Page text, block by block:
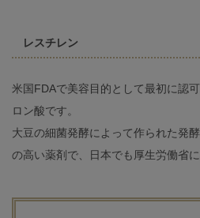
レスチレン
米国FDAで美容目的として最初に認
ロン酸です。
大豆の細菌発酵によって作られた発
の高い薬剤で、日本でも厚生労働省